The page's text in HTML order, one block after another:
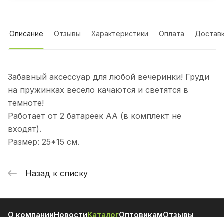
Описание Отзывы Характеристики Оплата
Забавный аксессуар для любой вечеринки! Груди
на пружинках весело качаются и светятся в
темноте!
Работает от 2 батареек АА (в комплект не
входят).
Размер: 25*15 см.
Назад к списку
О компанииНовостиКаталогОптовикамОтзывы